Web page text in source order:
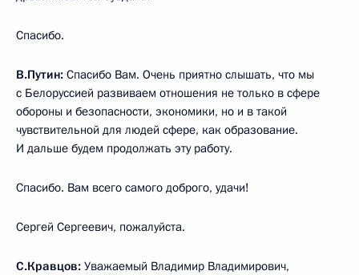
Спасибо.
В.Путин: Спасибо Вам. Очень приятно слышать, что мы
с Белоруссией развиваем отношения не только в сфере
обороны и безопасности, экономики, но и в такой
чувствительной для людей сфере, как образование.
И дальше будем продолжать эту работу.
Спасибо. Вам всего самого доброго, удачи!
Сергей Сергеевич, пожалуйста.
С.Кравцов: Уважаемый Владимир Владимирович,